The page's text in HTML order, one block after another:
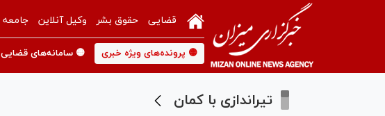
قضایی حقوق بشر وکیل آنلاین جامعه
🟡 پرونده‌های ویژه خبری 🟡 سامانه‌های قضایی
تیراندازی با کمان